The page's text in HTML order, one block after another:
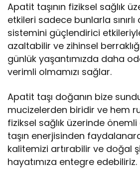
Apatit taşının fiziksel sağlık
etkileri sadece bunlarla sınırlı
sistemini güçlendirici
azaltabilir ve zihinsel
günlük yaşantımızda daha
verimli olmamızı sağlar.
Apatit taşı doğanın bize
mucizelerden biridir ve hem
fiziksel sağlık üzerinde önemli
taşın enerjisinden
kalitemizi artırabilir ve doğal
hayatımıza entegre edebiliriz.